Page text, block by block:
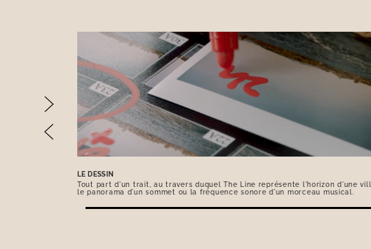
LE DESSIN
Tout part d'un trait, au travers duquel The Line représente l'horizon d'une
le panorama d'un sommet ou la fréquence sonore d'un morceau musical.